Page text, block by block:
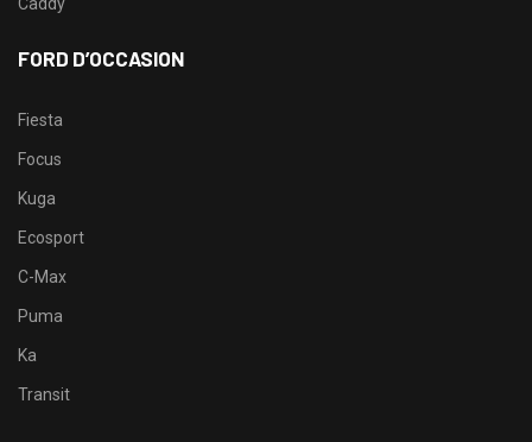
FORD D’OCCASION
Fiesta
Focus
Kuga
Ecosport
C-Max
Puma
Ka
Transit